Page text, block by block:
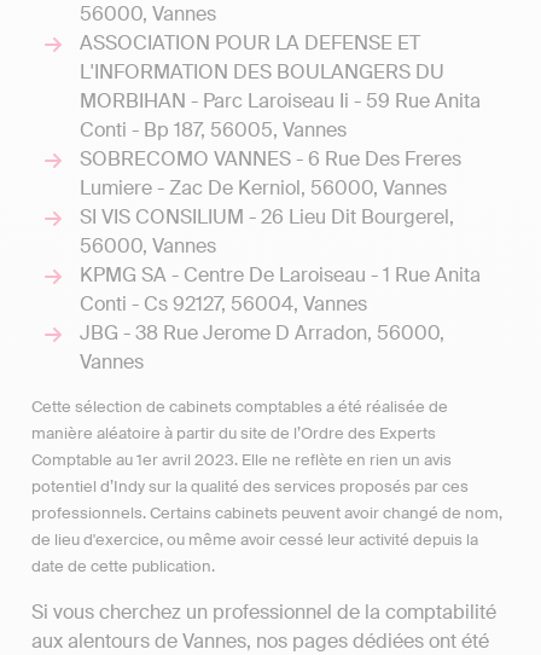
56000, Vannes
ASSOCIATION POUR LA DEFENSE ET
L'INFORMATION DES BOULANGERS DU
MORBIHAN - Parc Laroiseau Ii - 59 Rue Anita
Conti - Bp 187, 56005, Vannes
SOBRECOMO VANNES - 6 Rue Des Freres
Lumiere - Zac De Kerniol, 56000, Vannes
SI VIS CONSILIUM - 26 Lieu Dit Bourgerel,
56000, Vannes
KPMG SA - Centre De Laroiseau - 1 Rue Anita
Conti - Cs 92127, 56004, Vannes
JBG - 38 Rue Jerome D Arradon, 56000,
Vannes
Cette sélection de cabinets comptables a été réalisée de
manière aléatoire à partir du site de l’Ordre des Experts
Comptable au 1er avril 2023. Elle ne reflète en rien un avis
potentiel d’Indy sur la qualité des services proposés par ces
professionnels. Certains cabinets peuvent avoir changé de nom,
de lieu d'exercice, ou même avoir cessé leur activité depuis la
date de cette publication.
Si vous cherchez un professionnel de la comptabilité
aux alentours de Vannes, nos pages dédiées ont été